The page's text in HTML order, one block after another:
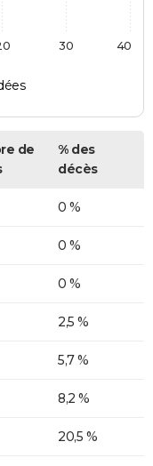
30 40
de
% des
décès
0 %
0 %
0 %
2,5 %
5,7 %
8,2 %
20,5 %